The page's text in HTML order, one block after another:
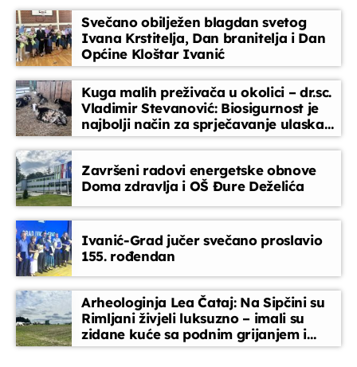
Jutarnja kronika
07:00 - 07:30
Servisne informacije
07:30 - 08:00
Horoskop
08:00 - 08:10
Melodija dana
08:10 - 08:15
pjesme koje prate vaše svakodnevne trenutke
Svečano obilježen blagdan svetog
Ivana Krstitelja, Dan branitelja i Dan
Općine Kloštar Ivanić
Kuga malih preživača u okolici – dr.sc.
Vladimir Stevanović: Biosigurnost je
najbolji način za sprječavanje ulaska
bolesti
Završeni radovi energetske obnove
Doma zdravlja i OŠ Đure Deželića
Ivanić-Grad jučer svečano proslavio
155. rođendan
Arheologinja Lea Čataj: Na Sipčini su
Rimljani živjeli luksuzno – imali su
zidane kuće sa podnim grijanjem i
oslikanim zidovima